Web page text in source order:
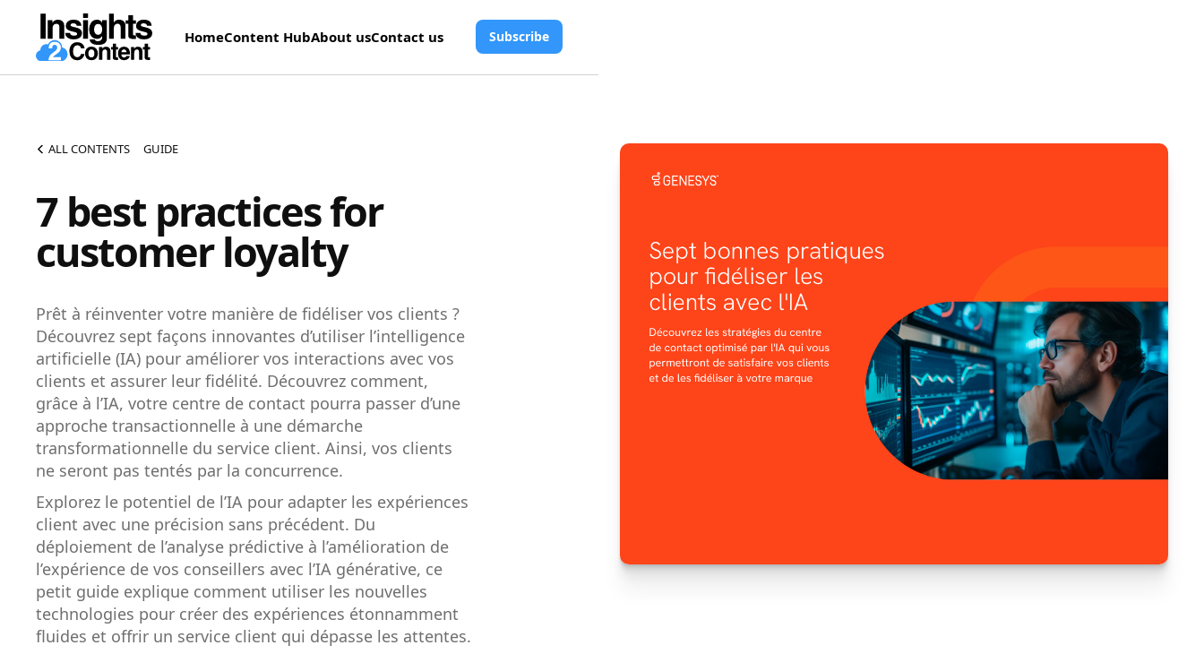
HomeContent HubAbout usContact us Subscribe
ALL CONTENTS GUIDE
7 best practices for
customer loyalty
Prêt à réinventer votre manière de fidéliser vos clients ?
Découvrez sept façons innovantes d’utiliser l’intelligence
artificielle (IA) pour améliorer vos interactions avec vos
clients et assurer leur fidélité. Découvrez comment,
grâce à l’IA, votre centre de contact pourra passer d’une
approche transactionnelle à une démarche
transformationnelle du service client. Ainsi, vos clients
ne seront pas tentés par la concurrence.
Explorez le potentiel de l’IA pour adapter les expériences
client avec une précision sans précédent. Du
déploiement de l’analyse prédictive à l’amélioration de
l’expérience de vos conseillers avec l’IA générative, ce
petit guide explique comment utiliser les nouvelles
technologies pour créer des expériences étonnamment
fluides et offrir un service client qui dépasse les attentes.